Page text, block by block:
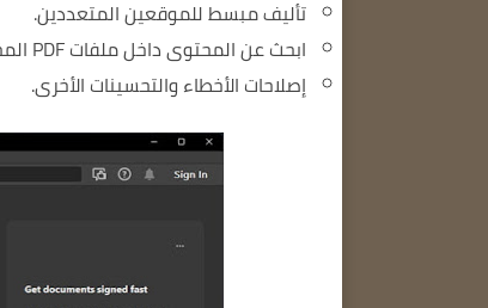
تأليف مبسط للموقعين المتعددين.
ابحث عن المحتوى داخل ملفات PDF المخزنة في Document Cloud.
إصلاحات الأخطاء والتحسينات الأخرى.